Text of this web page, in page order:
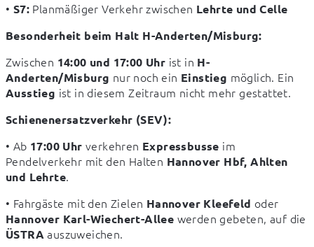
• S7: Planmäßiger Verkehr zwischen Lehrte und Celle
Besonderheit beim Halt H-Anderten/Misburg:
Zwischen 14:00 und 17:00 Uhr ist in H-
Anderten/Misburg nur noch ein Einstieg
Ausstieg ist in diesem Zeitraum nicht mehr gestattet.
Schienenersatzverkehr (SEV):
• Ab 17:00 Uhr verkehren Expressbusse im
Pendelverkehr mit den Halten Hannover Hbf, Ahlten
und Lehrte.
• Fahrgäste mit den Zielen Hannover Kleefeld
Hannover Karl-Wiechert-Allee
ÜSTRA auszuweichen.